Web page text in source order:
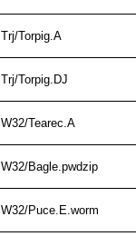
Trj/Torpig.A
Trj/Torpig.DJ
W32/Tearec.A
W32/Bagle.pwdzip
W32/Puce.E.worm